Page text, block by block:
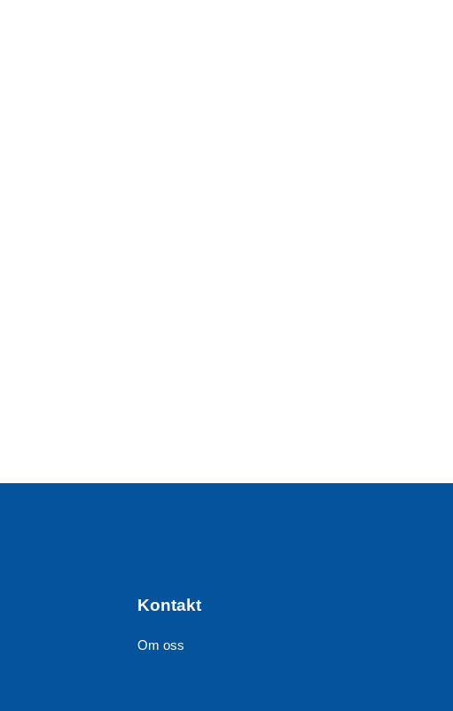
Kontakt
Om oss